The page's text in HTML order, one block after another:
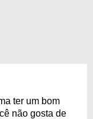
ter um bom
não gosta de